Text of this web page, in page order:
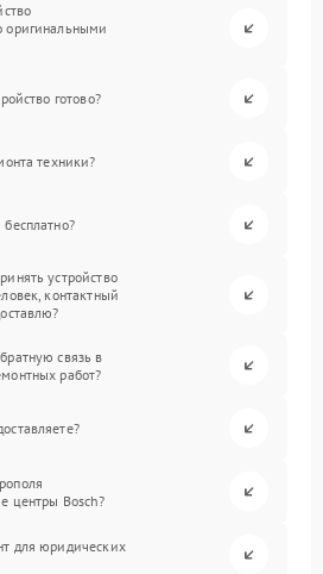
оригинальными
готово?
техники?
устройство
контактный
связь в
работ?
центры Bosch?
для юридических